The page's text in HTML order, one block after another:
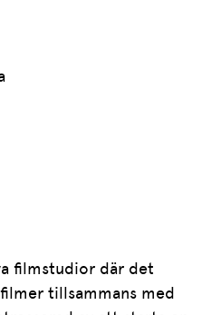
filmstudior där det
tillsammans med